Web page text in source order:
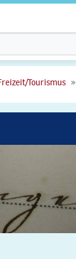
Tourismus